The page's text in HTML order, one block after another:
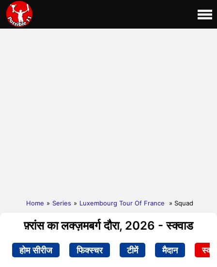
Home » Series » Luxembourg Tour Of France » Squad
फ़्रांस का लक्ज़मबर्ग दौरा, 2026 - स्क्वाड
होम सीरीज फिक्स्चर टीमें मैदान